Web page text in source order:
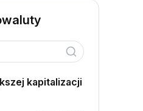
kapitalizacji